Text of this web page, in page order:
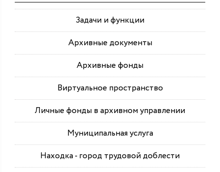
Задачи и функции
Архивные документы
Архивные фонды
Виртуальное пространство
Личные фонды в архивном управлении
Муниципальная услуга
Находка - город трудовой доблести